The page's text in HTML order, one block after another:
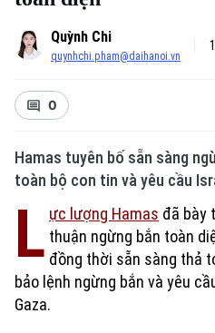
Quỳnh Chi
quynhchi.pham@daihanoi.vn
0
Hamas tuyên bố sẵn sàng
toàn bộ con tin và yêu cầu
L ực lượng Hamas đã bày
thuận ngừng bắn toàn
đồng thời sẵn sàng thả
bảo lệnh ngừng bắn và yêu
Gaza.